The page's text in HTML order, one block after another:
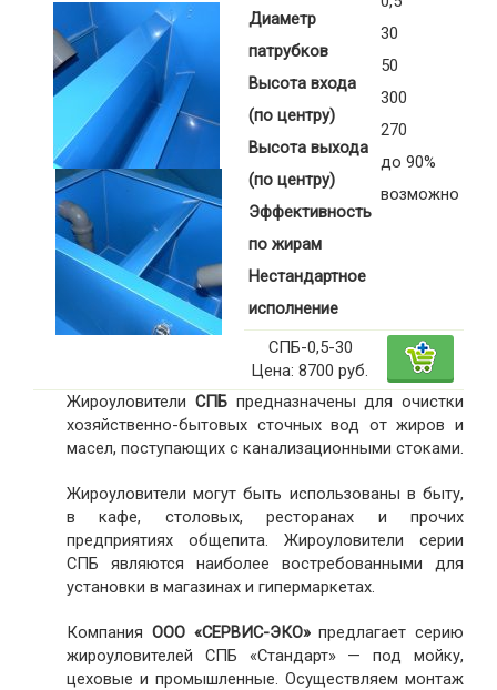
Диаметр
патрубков
Высота входа
(по центру)
Высота выхода
(по центру)
Эффективность
по жирам
Нестандартное
исполнение
30
50
300
270
до 90%
возможно
СПБ-0,5-30
Цена: 8700 руб.
Жироуловители СПБпредназначены для очистки
хозяйственно-бытовых сточных вод от жиров и
масел, поступающих с канализационными стоками.
Жироуловители могут быть использованы в быту,
в кафе, столовых, ресторанах и прочих
предприятиях общепита. Жироуловители серии
СПБ являются наиболее востребованными для
установки в магазинах и гипермаркетах.
Компания ООО «СЕРВИС-ЭКО»предлагает серию
жироуловителей СПБ «Стандарт» — под мойку,
цеховые и промышленные. Осуществляем монтаж